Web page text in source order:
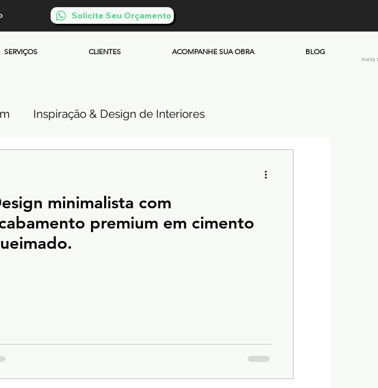
Solicite Seu Orçamento
SERVIÇOS CLIENTES ACOMPANHE SUA OBRA BLOG
meta
Inspiração & Design de Interiores
Investimento & Custos
minimalista com
premium em cimento